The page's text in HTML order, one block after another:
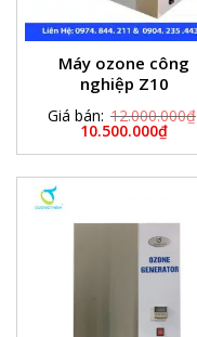
Máy ozone công
nghiệp Z10
Giá bán: 12.000.000₫
10.500.000₫